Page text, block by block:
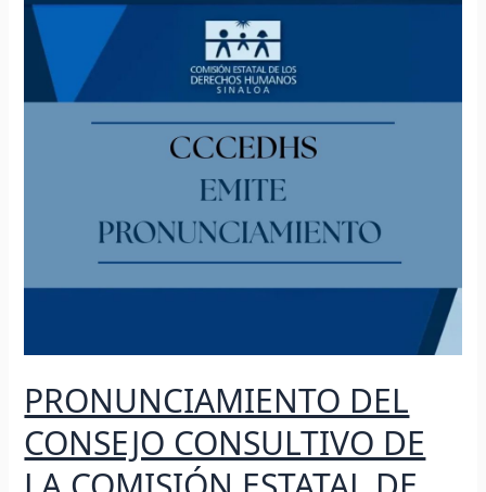
PRONUNCIAMIENTO DEL
CONSEJO CONSULTIVO DE
DEL
CONSEJO
CONSULTIVO
DERECHOS
HUMANOS
ESTADO